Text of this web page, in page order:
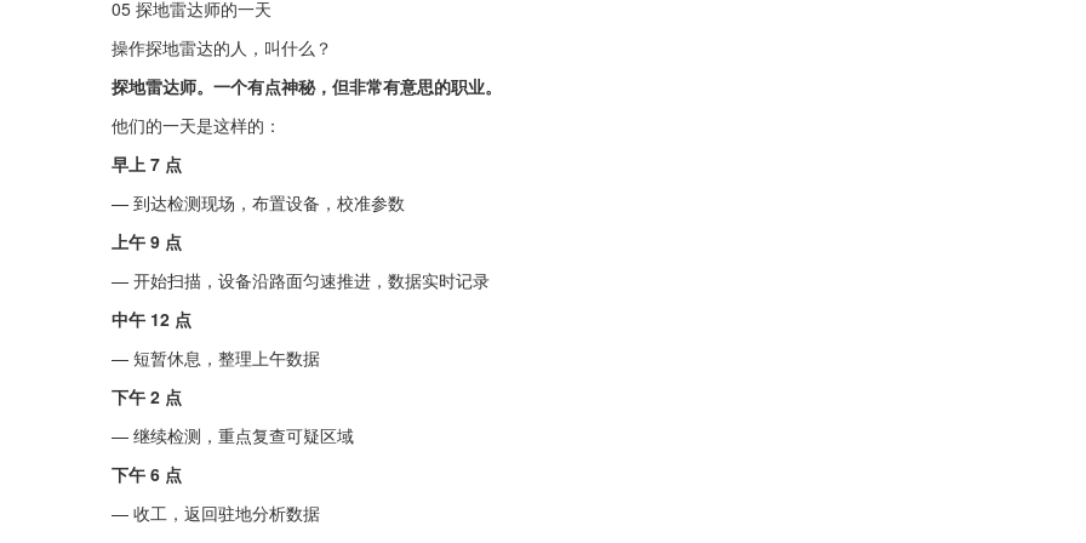
05 探地雷达师的一天
操作探地雷达的人，叫什么？
探地雷达师。一个有点神秘，但非常有意思的职业。
他们的一天是这样的：
早上 7 点
— 到达检测现场，布置设备，校准参数
上午 9 点
— 开始扫描，设备沿路面匀速推进，数据实时记录
中午 12 点
— 短暂休息，整理上午数据
下午 2 点
— 继续检测，重点复查可疑区域
下午 6 点
— 收工，返回驻地分析数据